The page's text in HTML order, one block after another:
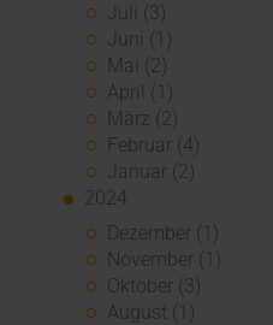
Juli (3)
Juni (1)
Mai (2)
April (1)
März (2)
Februar (4)
Januar (2)
2024
Dezember (1)
November (1)
Oktober (3)
August (1)